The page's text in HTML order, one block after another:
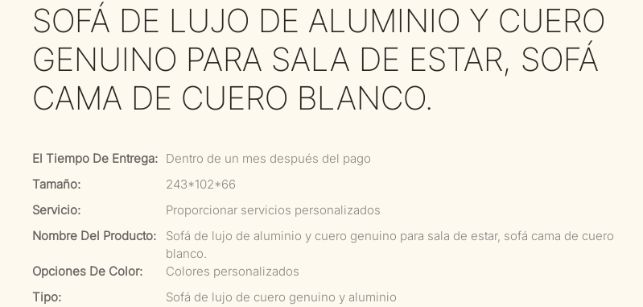
SOFÁ DE LUJO DE ALUMINIO Y CUERO
GENUINO PARA SALA DE ESTAR, SOFÁ
CAMA DE CUERO BLANCO.
El Tiempo De Entrega: Dentro de un mes después del pago
Tamaño:
243*102*66
Servicio:
Proporcionar servicios personalizados
Nombre Del Producto:
Sofá de lujo de aluminio y cuero genuino para sala de estar, sofá cama de cuero
blanco.
Opciones De Color:
Colores personalizados
Tipo:
Sofá de lujo de cuero genuino y aluminio